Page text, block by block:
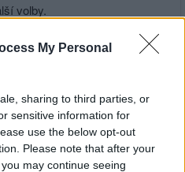
My Personal
sharing to third parties, or
sensitive information for
use the below opt-out
Please note that after your
may continue seeing
volby.
RE: Nejlepší
15.12.20 21:38:04